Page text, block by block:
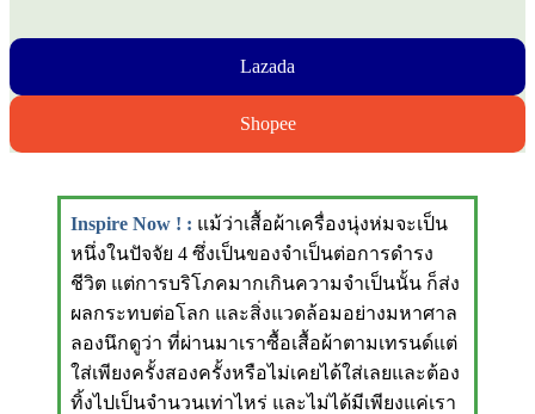
Lazada
Shopee
Inspire Now ! : แม้ว่าเสื้อผ้าเครื่องนุ่งห่มจะเป็น
หนึ่งในปัจจัย 4 ซึ่งเป็นของจำเป็นต่อการดำรง
ชีวิต แต่การบริโภคมากเกินความจำเป็นนั้น ก็ส่ง
ผลกระทบต่อโลก และสิ่งแวดล้อมอย่างมหาศาล
ลองนึกดูว่า ที่ผ่านมาเราซื้อเสื้อผ้าตามเทรนด์แต่
ใส่เพียงครั้งสองครั้งหรือไม่เคยได้ใส่เลยและต้อง
ทิ้งไปเป็นจำนวนเท่าไหร่ และไม่ได้มีเพียงแค่เรา